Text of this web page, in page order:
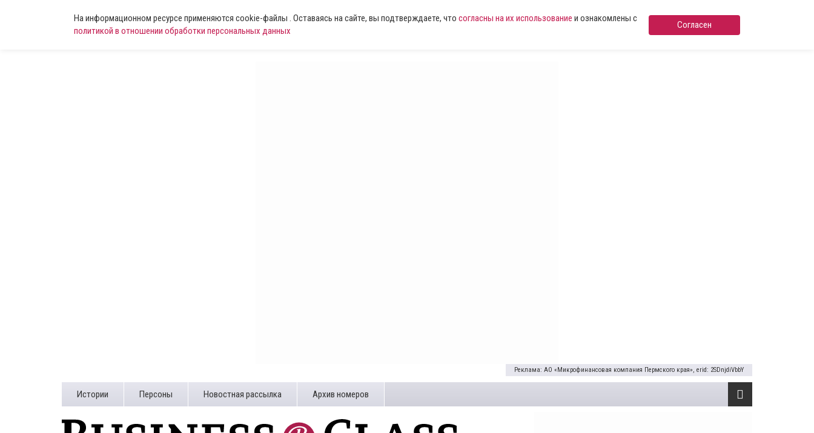
На информационном ресурсе применяются cookie-файлы . Оставаясь на сайте, вы подтверждаете, что согласны на их использование и ознакомлены с
политикой в отношении обработки персональных данных
Согласен
Реклама: АО «Микрофинансовая компания Пермского края», erid: 2SDnjdiVbbY
Истории Персоны Новостная рассылка Архив номеров